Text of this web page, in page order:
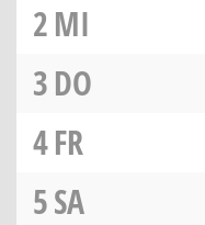
2MI
3DO
4FR
5SA